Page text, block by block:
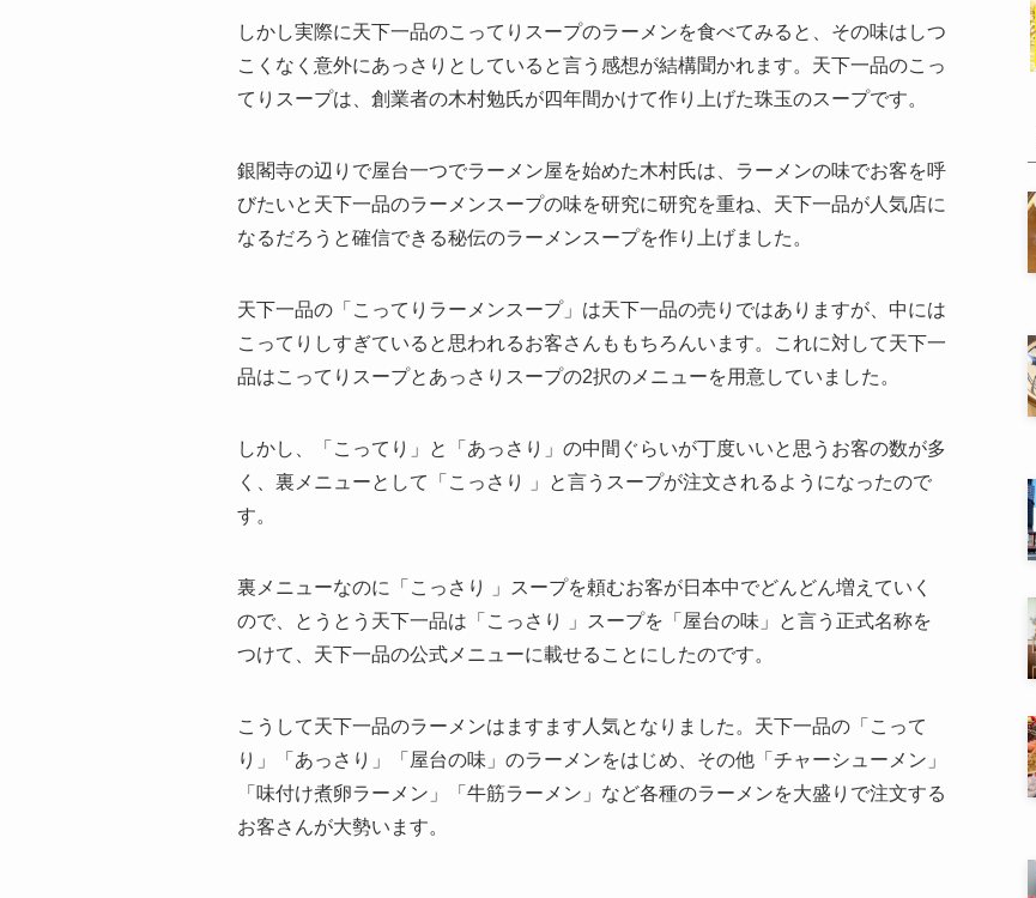
しかし実際に天下一品のこってりスープのラーメンを食べてみると、その味はしつ
こくなく意外にあっさりとしていると言う感想が結構聞かれます。天下一品のこっ
てりスープは、創業者の木村勉氏が四年間かけて作り上げた珠玉のスープです。
銀閣寺の辺りで屋台一つでラーメン屋を始めた木村氏は、ラーメンの味でお客を呼
びたいと天下一品のラーメンスープの味を研究に研究を重ね、天下一品が人気店に
なるだろうと確信できる秘伝のラーメンスープを作り上げました。
天下一品の「こってりラーメンスープ」は天下一品の売りではありますが、中には
こってりしすぎていると思われるお客さんももちろんいます。これに対して天下一
品はこってりスープとあっさりスープの2択のメニューを用意していました。
しかし、「こってり」と「あっさり」の中間ぐらいが丁度いいと思うお客の数が多
く、裏メニューとして「こっさり 」と言うスープが注文されるようになったので
す。
裏メニューなのに「こっさり 」スープを頼むお客が日本中でどんどん増えていく
ので、とうとう天下一品は「こっさり 」スープを「屋台の味」と言う正式名称を
つけて、天下一品の公式メニューに載せることにしたのです。
こうして天下一品のラーメンはますます人気となりました。天下一品の「こって
り」「あっさり」「屋台の味」のラーメンをはじめ、その他「チャーシューメン」
「味付け煮卵ラーメン」「牛筋ラーメン」など各種のラーメンを大盛りで注文する
お客さんが大勢います。